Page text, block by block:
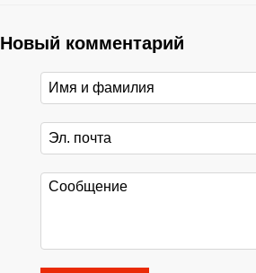
Новый комментарий